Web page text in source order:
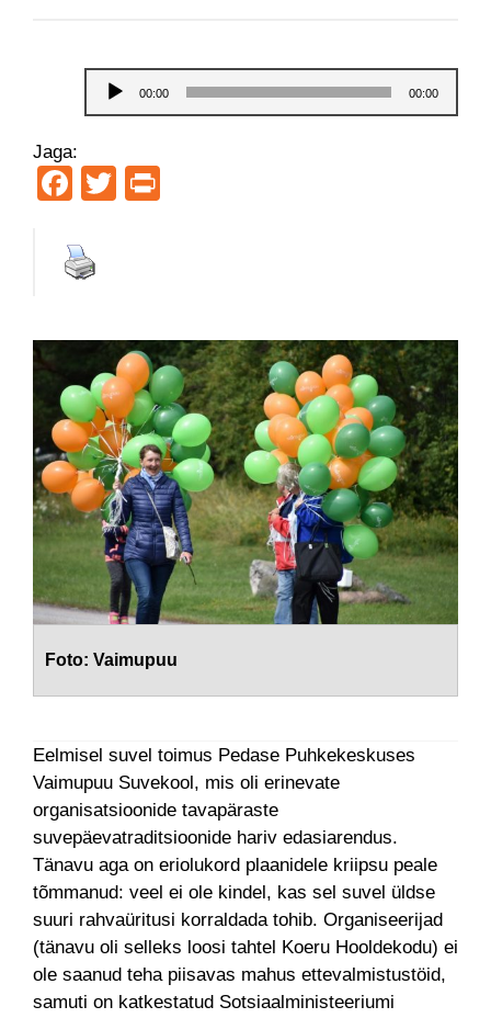
VAIMUTÖÖ
ARHIIV
MEIST
KONTAKT
Audioesitaja
00:00 00:00
Jaga:
Facebook
Twitter
Foto: Vaimupuu
Eelmisel suvel toimus Pedase Puhkekeskuses
Vaimupuu Suvekool, mis oli erinevate
organisatsioonide tavapäraste
suvepäevatraditsioonide hariv edasiarendus.
Tänavu aga on eriolukord plaanidele kriipsu peale
tõmmanud: veel ei ole kindel, kas sel suvel üldse
suuri rahvaüritusi korraldada tohib. Organiseerijad
(tänavu oli selleks loosi tahtel Koeru Hooldekodu) ei
ole saanud teha piisavas mahus ettevalmistustöid,
samuti on katkestatud Sotsiaalministeeriumi